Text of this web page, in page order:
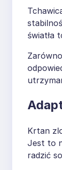
światła
Krtan
Jest to
radzić